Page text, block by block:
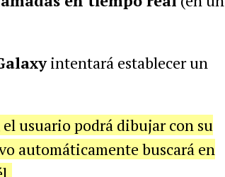
intentará establecer un
usuario podrá dibujar con su
automáticamente buscará en